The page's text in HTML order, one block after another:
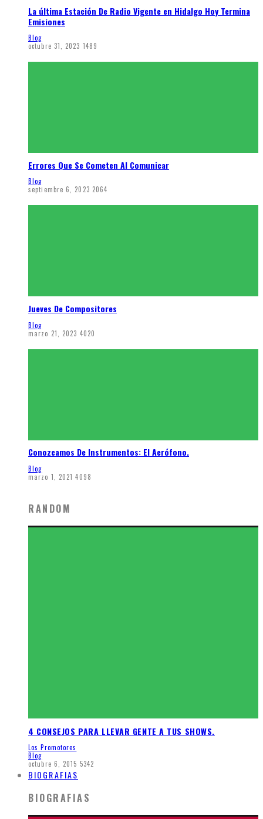
La última Estación De Radio Vigente en Hidalgo Hoy Termina
Emisiones
Blog
octubre 31, 2023 1489
Errores Que Se Cometen Al Comunicar
Blog
septiembre 6, 2023 2064
Jueves De Compositores
Blog
marzo 21, 2023 4020
Conozcamos De Instrumentos: El Aerófono.
Blog
marzo 1, 2021 4098
RANDOM
4 CONSEJOS PARA LLEVAR GENTE A TUS SHOWS.
Los Promotores
Blog
octubre 6, 2015 5342
BIOGRAFIAS
BIOGRAFIAS